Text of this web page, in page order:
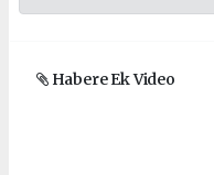
Habere Ek Video